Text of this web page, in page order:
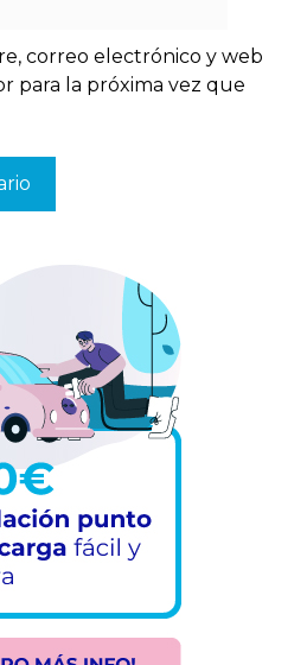
correo electrónico y web
para la próxima vez que